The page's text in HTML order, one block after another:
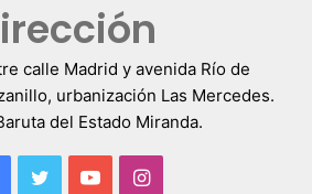
calle Madrid y avenida Río de
urbanización Las Mercedes.
del Estado Miranda.
TwitterYouTubeInstagram